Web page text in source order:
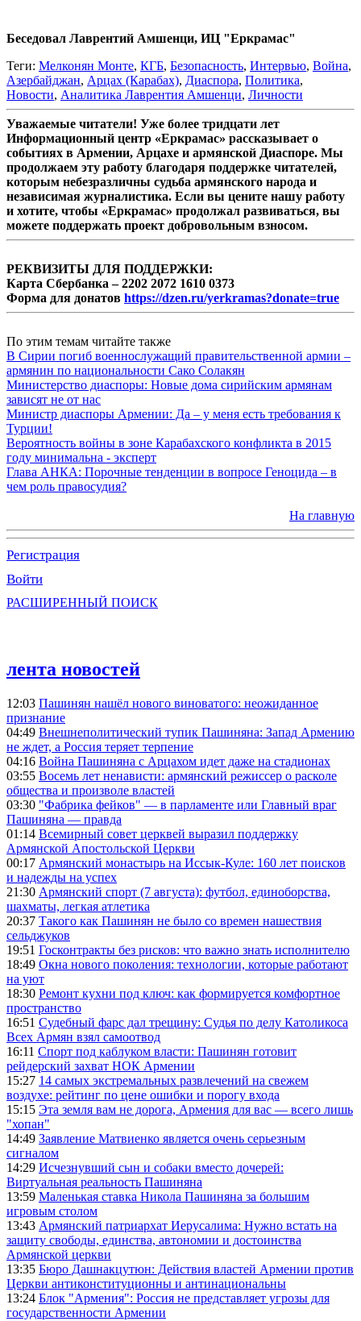
Беседовал Лаврентий Амшенци, ИЦ "Еркрамас"
Теги: Мелконян Монте, КГБ, Безопасность, Интервью, Война,
Азербайджан, Арцах (Карабах), Диаспора, Политика,
Новости, Аналитика Лаврентия Амшенци, Личности
Уважаемые читатели! Уже более тридцати лет
Информационный центр «Еркрамас» рассказывает о
событиях в Армении, Арцахе и армянской Диаспоре. Мы
продолжаем эту работу благодаря поддержке читателей,
которым небезразличны судьба армянского народа и
независимая журналистика. Если вы цените нашу работу
и хотите, чтобы «Еркрамас» продолжал развиваться, вы
можете поддержать проект добровольным взносом.
РЕКВИЗИТЫ ДЛЯ ПОДДЕРЖКИ:
Карта Сбербанка – 2202 2072 1610 0373
Форма для донатов https://dzen.ru/yerkramas?donate=true
По этим темам читайте также
В Сирии погиб военнослужащий правительственной армии –
армянин по национальности Сако Солакян
Министерство диаспоры: Новые дома сирийским армянам
зависят не от нас
Министр диаспоры Армении: Да – у меня есть требования к
Турции!
Вероятность войны в зоне Карабахского конфликта в 2015
году минимальна - эксперт
Глава АНКА: Порочные тенденции в вопросе Геноцида – в
чем роль правосудия?
На главную
Регистрация
Войти
РАСШИРЕННЫЙ ПОИСК
лента новостей
12:03 Пашинян нашёл нового виноватого: неожиданное
признание
04:49 Внешнеполитический тупик Пашиняна: Запад Армению
не ждет, а Россия теряет терпение
04:16 Война Пашиняна с Арцахом идет даже на стадионах
03:55 Восемь лет ненависти: армянский режиссер о расколе
общества и произволе властей
03:30 "Фабрика фейков" — в парламенте или Главный враг
Пашиняна — правда
01:14 Всемирный совет церквей выразил поддержку
Армянской Апостольской Церкви
00:17 Армянский монастырь на Иссык-Куле: 160 лет поисков
и надежды на успех
21:30 Армянский спорт (7 августа): футбол, единоборства,
шахматы, легкая атлетика
20:37 Такого как Пашинян не было со времен нашествия
сельджуков
19:51 Госконтракты без рисков: что важно знать исполнителю
18:49 Окна нового поколения: технологии, которые работают
на уют
18:30 Ремонт кухни под ключ: как формируется комфортное
пространство
16:51 Судебный фарс дал трещину: Судья по делу Католикоса
Всех Армян взял самоотвод
16:11 Спорт под каблуком власти: Пашинян готовит
рейдерский захват НОК Армении
15:27 14 самых экстремальных развлечений на свежем
воздухе: рейтинг по цене ошибки и порогу входа
15:15 Эта земля вам не дорога, Армения для вас — всего лишь
"хопан"
14:49 Заявление Матвиенко является очень серьезным
сигналом
14:29 Исчезнувший сын и собаки вместо дочерей:
Виртуальная реальность Пашиняна
13:59 Маленькая ставка Никола Пашиняна за большим
игровым столом
13:43 Армянский патриархат Иерусалима: Нужно встать на
защиту свободы, единства, автономии и достоинства
Армянской церкви
13:35 Бюро Дашнакцутюн: Действия властей Армении против
Церкви антиконституционны и антинациональны
13:24 Блок "Армения": Россия не представляет угрозы для
государственности Армении